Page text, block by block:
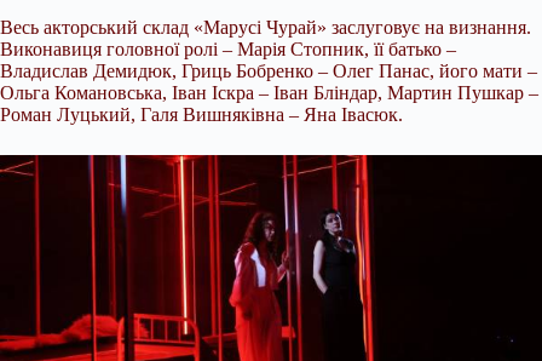
Весь акторський склад «Марусі Чурай» заслуговує на визнання.
Виконавиця головної ролі – Марія Стопник, її батько –
Владислав Демидюк, Гриць Бобренко – Олег Панас, його мати –
Ольга Комановська, Іван Іскра – Іван Бліндар, Мартин Пушкар –
Роман Луцький, Галя Вишняківна – Яна Івасюк.